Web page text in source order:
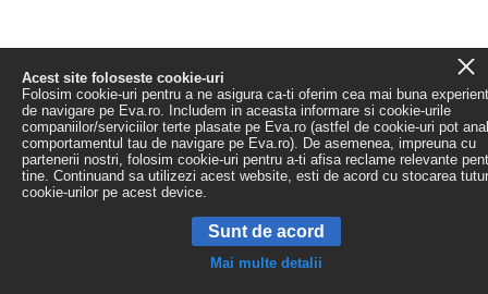
Acest site foloseste cookie-uri
Folosim cookie-uri pentru a ne asigura ca-ti oferim cea mai buna
de navigare pe Eva.ro. Includem in aceasta informare si cookie-urile
companiilor/serviciilor terte plasate pe Eva.ro (astfel de cookie-uri pot
comportamentul tau de navigare pe Eva.ro). De asemenea, impreuna cu
partenerii nostri, folosim cookie-uri pentru a-ti afisa reclame relevante
tine. Continuand sa utilizezi acest website, esti de acord cu stocarea
cookie-urilor pe acest device.
Sunt de acord
Mai multe detalii